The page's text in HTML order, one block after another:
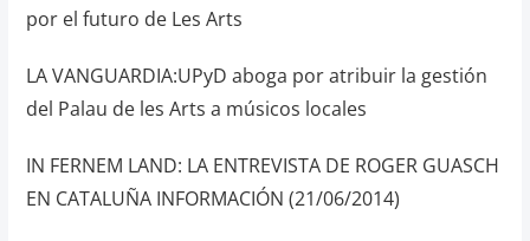
por el futuro de Les Arts
LA VANGUARDIA:UPyD aboga por atribuir la gestión
del Palau de les Arts a músicos locales
IN FERNEM LAND: LA ENTREVISTA DE ROGER GUASCH
EN CATALUÑA INFORMACIÓN (21/06/2014)